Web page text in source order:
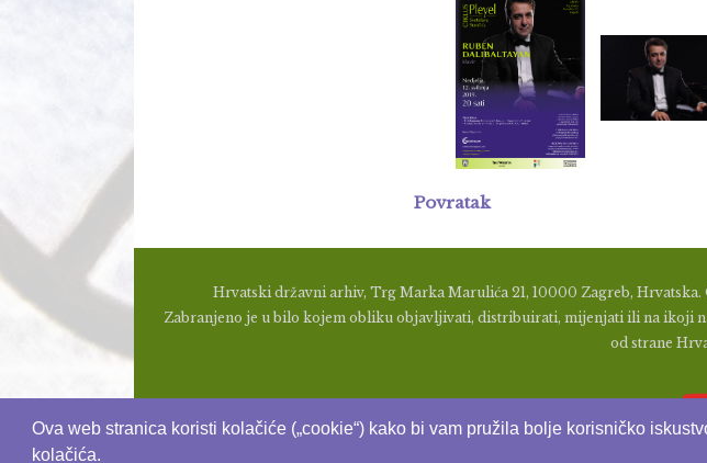
Ova web stranica koristi kolačiće („cookie“) kako bi vam pružila bolje korisničko
kolačića.
Povratak
Hrvatski državni arhiv, Trg Marka Marulića 21, 10000 Zagreb, Hrvatska.
Zabranjeno je u bilo kojem obliku objavljivati, distribuirati, mijenjati ili na ikoji
od strane